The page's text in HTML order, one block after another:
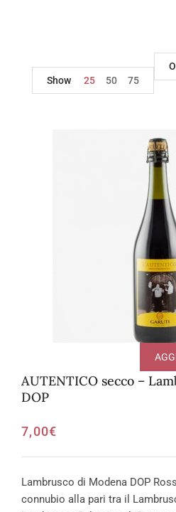
Show
25 50 75
AUTENTICO secco –
DOP
7,00€
Lambrusco di Modena DOP
connubio alla pari tra il